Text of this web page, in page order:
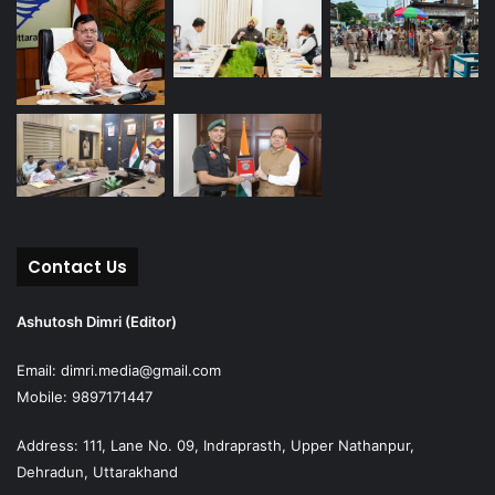
Contact Us
Ashutosh Dimri (Editor)
Email: dimri.media@gmail.com
Mobile: 9897171447
Address: 111, Lane No. 09, Indraprasth, Upper Nathanpur,
Dehradun, Uttarakhand